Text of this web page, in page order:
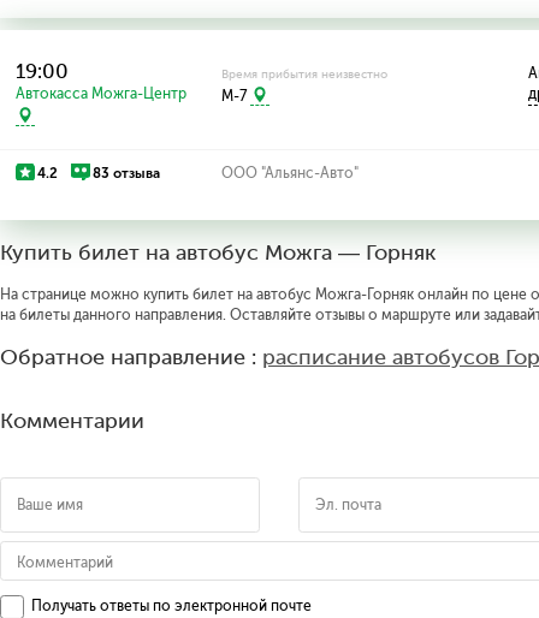
19:00
Автокасса Можга-Центр
Время прибытия неизвестно
M-7
4.2 83 отзыва ООО "Альянс-Авто"
Купить билет на автобус Можга — Горняк
На странице можно купить билет на автобус Можга-Горняк онлайн по цене
на билеты данного направления. Оставляйте отзывы о маршруте или
Обратное направление : расписание автобусов
Комментарии
Получать ответы по электронной почте